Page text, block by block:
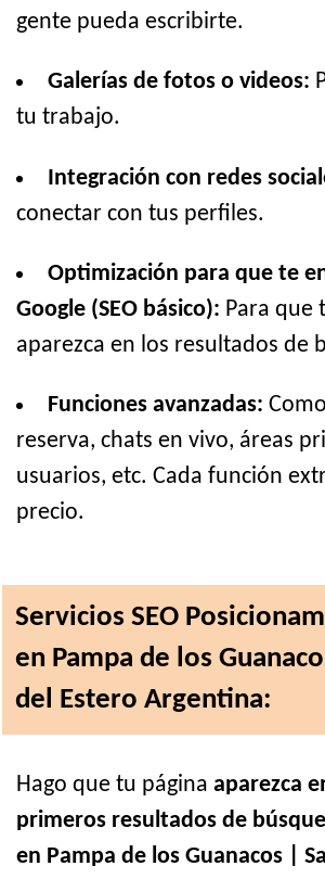
gente pueda escribirte.
Galerías de fotos o videos:
tu trabajo.
Integración con redes
conectar con tus perfiles.
Optimización para que te
Google (SEO básico): Para que
aparezca en los resultados de
Funciones avanzadas:
reserva, chats en vivo, áreas
usuarios, etc. Cada función
precio.
Servicios SEO
en Pampa de los
del Estero Argentina:
Hago que tu página aparezca
primeros resultados de
en Pampa de los Guanacos |